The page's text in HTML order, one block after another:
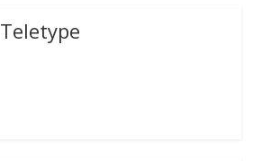
Teletype